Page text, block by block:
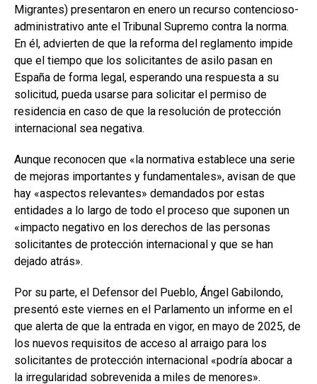
Migrantes) presentaron en enero un recurso contencioso-
administrativo ante el Tribunal Supremo contra la norma.
En él, advierten de que la reforma del reglamento impide
que el tiempo que los solicitantes de asilo pasan en
España de forma legal, esperando una respuesta a su
solicitud, pueda usarse para solicitar el permiso de
residencia en caso de que la resolución de protección
internacional sea negativa.
Aunque reconocen que «la normativa establece una serie
de mejoras importantes y fundamentales», avisan de que
hay «aspectos relevantes» demandados por estas
entidades a lo largo de todo el proceso que suponen un
«impacto negativo en los derechos de las personas
solicitantes de protección internacional y que se han
dejado atrás».
Por su parte, el Defensor del Pueblo, Ángel Gabilondo,
presentó este viernes en el Parlamento un informe en el
que alerta de que la entrada en vigor, en mayo de 2025, de
los nuevos requisitos de acceso al arraigo para los
solicitantes de protección internacional «podría abocar a
la irregularidad sobrevenida a miles de menores».